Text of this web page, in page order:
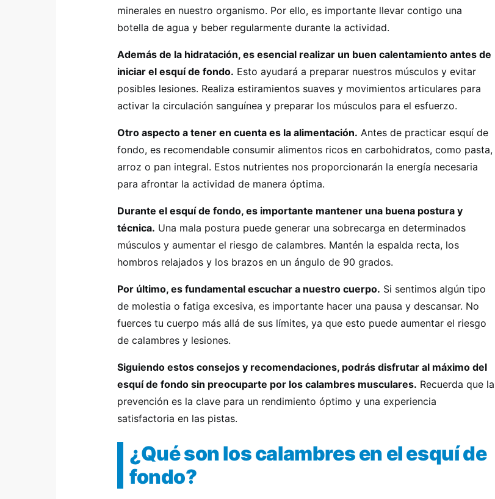
minerales en nuestro organismo. Por ello, es importante llevar contigo una
botella de agua y beber regularmente durante la actividad.
Además de la hidratación, es esencial realizar un buen calentamiento antes de
iniciar el esquí de fondo. Esto ayudará a preparar nuestros músculos y evitar
posibles lesiones. Realiza estiramientos suaves y movimientos articulares para
activar la circulación sanguínea y preparar los músculos para el esfuerzo.
Otro aspecto a tener en cuenta es la alimentación. Antes de practicar esquí de
fondo, es recomendable consumir alimentos ricos en carbohidratos, como pasta,
arroz o pan integral. Estos nutrientes nos proporcionarán la energía necesaria
para afrontar la actividad de manera óptima.
Durante el esquí de fondo, es importante mantener una buena postura y
técnica. Una mala postura puede generar una sobrecarga en determinados
músculos y aumentar el riesgo de calambres. Mantén la espalda recta, los
hombros relajados y los brazos en un ángulo de 90 grados.
Por último, es fundamental escuchar a nuestro cuerpo. Si sentimos algún tipo
de molestia o fatiga excesiva, es importante hacer una pausa y descansar. No
fuerces tu cuerpo más allá de sus límites, ya que esto puede aumentar el riesgo
de calambres y lesiones.
Siguiendo estos consejos y recomendaciones, podrás disfrutar al máximo del
esquí de fondo sin preocuparte por los calambres musculares. Recuerda que la
prevención es la clave para un rendimiento óptimo y una experiencia
satisfactoria en las pistas.
¿Qué son los calambres en el esquí de
fondo?